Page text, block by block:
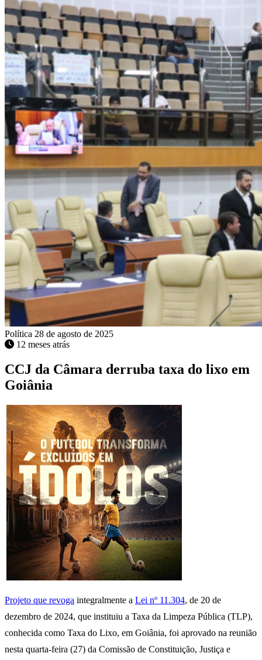
Política 28 de agosto de 2025
12 meses atrás
CCJ da Câmara derruba taxa do lixo em
Goiânia
Projeto que revoga integralmente a Lei nº 11.304, de 20 de
dezembro de 2024, que instituiu a Taxa da Limpeza Pública (TLP),
conhecida como Taxa do Lixo, em Goiânia, foi aprovado na reunião
nesta quarta-feira (27) da Comissão de Constituição, Justiça e